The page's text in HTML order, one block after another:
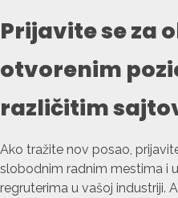
Prijavite se za
otvorenim
različitim
Ako tražite nov posao,
slobodnim radnim mestima i
regruterima u vašoj industriji.